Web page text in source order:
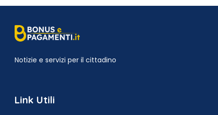
Notizie e servizi per il cittadino
Link Utili